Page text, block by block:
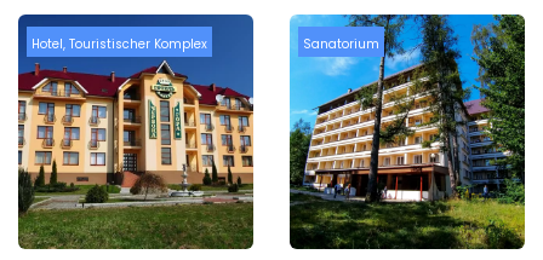
Hotel, Touristischer Komplex Sanatorium